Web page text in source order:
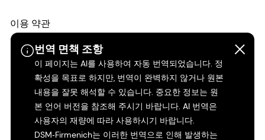
번역 면책 조항
이 페이지는 AI를 사용하여 자동 번역되었습니다. 정
확성을 목표로 하지만, 번역이 완벽하지 않거나 원본
내용을 잘못 해석할 수 있습니다. 중요한 정보는 원
본 언어 버전을 참조해 주시기 바랍니다. AI 번역은
사용자의 재량에 따라 사용하시기 바랍니다.
DSM‑Firmenich는 이러한 번역으로 인해 발생하는
이용 약관
약관
캘리포니아 투명성
접근성 성명서